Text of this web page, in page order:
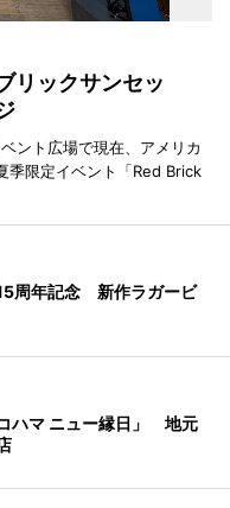
リックサンセッ
ント広場で現在、アメリカ
季限定イベント「Red Brick
周年記念 新作ラガービ
ハマ ニュー縁日」 地元